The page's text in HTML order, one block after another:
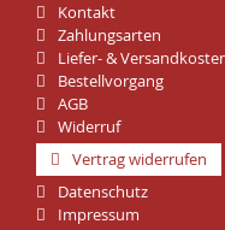
Kontakt
Zahlungsarten
Liefer- &
Bestellvorgang
AGB
Widerruf
Vertrag widerrufen
Datenschutz
Impressum